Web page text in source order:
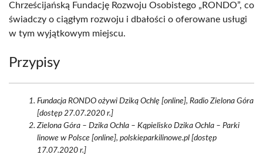
Chrześcijańską Fundację Rozwoju Osobistego „RONDO”, co
świadczy o ciągłym rozwoju i dbałości o oferowane usługi
w tym wyjątkowym miejscu.
Przypisy
Fundacja RONDO ożywi Dziką Ochlę [online], Radio Zielona Góra
[dostęp 27.07.2020 r.]
Zielona Góra – Dzika Ochla – Kąpielisko Dzika Ochla – Parki
linowe w Polsce [online], polskieparkilinowe.pl [dostęp
17.07.2020 r.]